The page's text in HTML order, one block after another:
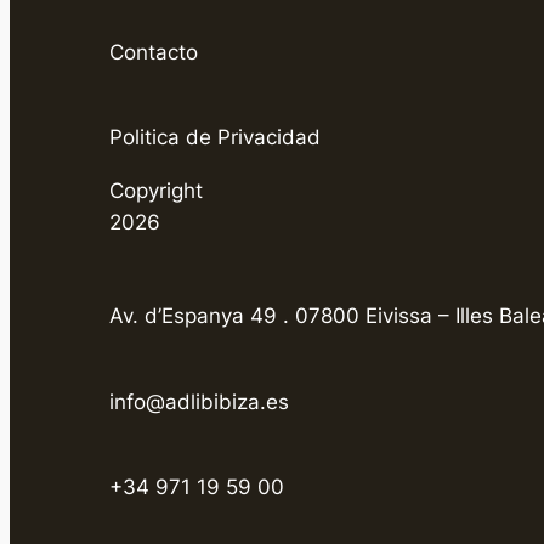
Contacto
Politica de Privacidad
Copyright
2026
Av. d’Espanya 49 . 07800 Eivissa – Illes
info@adlibibiza.es
+34 971 19 59 00